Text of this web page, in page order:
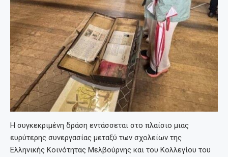
Η συγκεκριμένη δράση εντάσσεται στο πλαίσιο μιας
ευρύτερης συνεργασίας μεταξύ των σχολείων της
Ελληνικής Κοινότητας Μελβούρνης και του Κολλεγίου του